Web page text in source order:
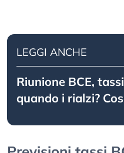
LEGGI ANCHE
Riunione BCE,
quando i rialzi?